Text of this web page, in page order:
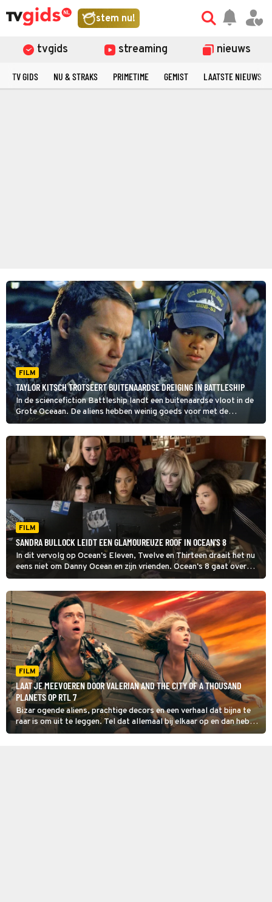
stem nu!
tvgids streaming nieuws
TV GIDS NU & STRAKS PRIMETIME GEMIST LAATSTE NIEUWS
FILM
TAYLOR KITSCH TROTSEERT BUITENAARDSE DREIGING IN BATTLESHIP
In de sciencefiction Battleship landt een buitenaardse vloot in de
Grote Oceaan. De aliens hebben weinig goeds voor met de
mensheid. Aan een groep Amerikaanse en Japanse marineschepen
de eervolle taak het buitenaardse tuig te verslaan.
FILM
SANDRA BULLOCK LEIDT EEN GLAMOUREUZE ROOF IN OCEAN'S 8
In dit vervolg op Ocean's Eleven, Twelve en Thirteen draait het nu
eens niet om Danny Ocean en zijn vrienden. Ocean's 8 gaat over
zijn zus Debbie en haar vrouwelijke handlangers.
FILM
LAAT JE MEEVOEREN DOOR VALERIAN AND THE CITY OF A THOUSAND
PLANETS OP RTL 7
Bizar ogende aliens, prachtige decors en een verhaal dat bijna te
raar is om uit te leggen. Tel dat allemaal bij elkaar op en dan heb
je Valerian and the City of a Thousand Planets.